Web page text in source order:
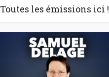
Toutes les émissions ici !